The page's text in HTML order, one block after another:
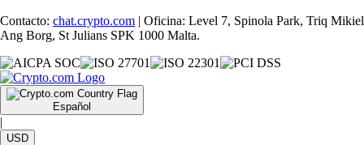
Contacto: chat.crypto.com | Oficina: Level 7, Spinola Park, Triq Mikiel
Ang Borg, St Julians SPK 1000 Malta.
Español
|
USD